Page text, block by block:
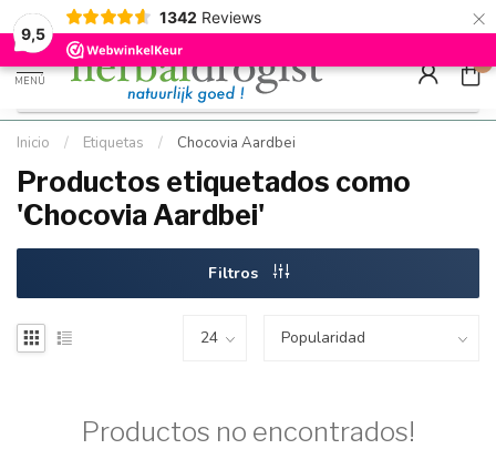
9,5
1342 Reviews ×
Kostenloser DE-Versand ab Mindestbestellwert |
Schnell geliefert
Minimum
Hızlı
MENÚ
0
Inicio / Etiquetas / Chocovia Aardbei
Productos etiquetados como
'Chocovia Aardbei'
Filtros
Productos no encontrados!